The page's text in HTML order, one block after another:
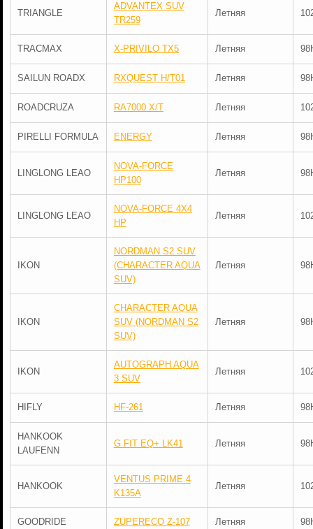
TRIANGLE
ADVANTEX SUV
TR259
Летняя
TRACMAX X-PRIVILO TX5 Летняя
SAILUN ROADX RXQUEST H/T01 Летняя
ROADCRUZA RA7000 X/T Летняя
PIRELLI FORMULA ENERGY Летняя
LINGLONG LEAO
NOVA-FORCE
HP100
Летняя
LINGLONG LEAO
NOVA-FORCE 4X4
HP
Летняя
IKON
NORDMAN S2 SUV
(CHARACTER AQUA
SUV)
Летняя
IKON
CHARACTER AQUA
SUV (NORDMAN S2
SUV)
Летняя
IKON
AUTOGRAPH AQUA
3 SUV
Летняя
HIFLY HF-261 Летняя
HANKOOK
LAUFENN
G FIT EQ+ LK41 Летняя
HANKOOK
VENTUS PRIME 4
K135A
Летняя
GOODRIDE ZUPERECO Z-107 Летняя